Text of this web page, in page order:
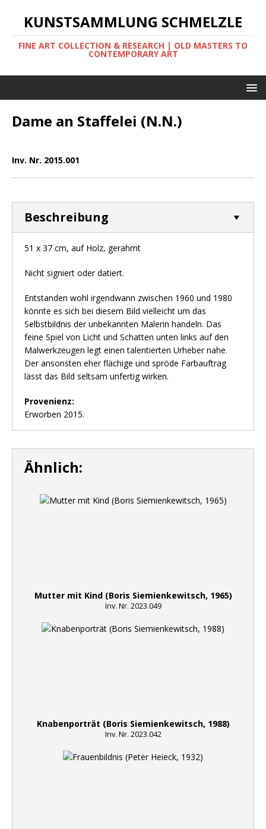
KUNSTSAMMLUNG SCHMELZLE
FINE ART COLLECTION & RESEARCH | OLD MASTERS TO
CONTEMPORARY ART
Dame an Staffelei (N.N.)
Inv. Nr. 2015.001
Beschreibung
51 x 37 cm, auf Holz, gerahmt
Nicht signiert oder datiert.
Entstanden wohl irgendwann zwischen 1960 und 1980
könnte es sich bei diesem Bild vielleicht um das
Selbstbildnis der unbekannten Malerin handeln. Das
feine Spiel von Licht und Schatten unten links auf den
Malwerkzeugen legt einen talentierten Urheber nahe.
Der ansonsten eher flächige und spröde Farbauftrag
lässt das Bild seltsam unfertig wirken.
Provenienz:
Erworben 2015.
Ähnlich:
Mutter mit Kind (Boris Siemienkewitsch, 1965)
Inv. Nr. 2023.049
Knabenporträt (Boris Siemienkewitsch, 1988)
Inv. Nr. 2023.042